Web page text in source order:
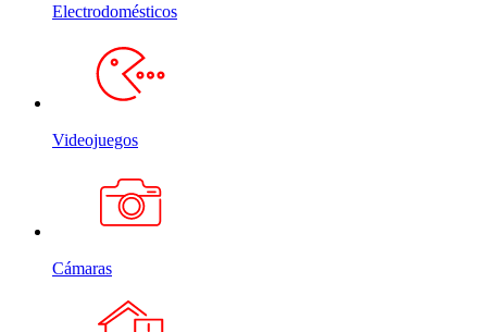
Electrodomésticos
Videojuegos
Cámaras